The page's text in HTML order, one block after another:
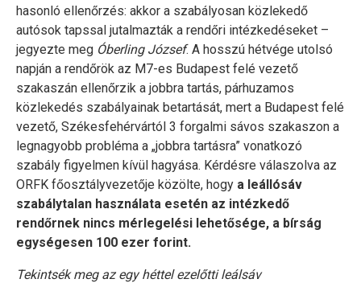
hasonló ellenőrzés: akkor a szabályosan közlekedő
autósok tapssal jutalmazták a rendőri intézkedéseket –
jegyezte meg Óberling József. A hosszú hétvége utolsó
napján a rendőrök az M7-es Budapest felé vezető
szakaszán ellenőrzik a jobbra tartás, párhuzamos
közlekedés szabályainak betartását, mert a Budapest felé
vezető, Székesfehérvártól 3 forgalmi sávos szakaszon a
legnagyobb probléma a „jobbra tartásra” vonatkozó
szabály figyelmen kívül hagyása. Kérdésre válaszolva az
ORFK főosztályvezetője közölte, hogy a leállósáv
szabálytalan használata esetén az intézkedő
rendőrnek nincs mérlegelési lehetősége, a bírság
egységesen 100 ezer forint.
Tekintsék meg az egy héttel ezelőtti leálsáv